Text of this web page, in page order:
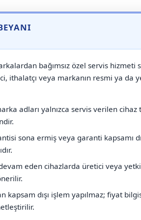
bağımsız özel servis hizmeti
ithalatçı veya markanın resmi ya da
adları yalnızca servis verilen cihaz
sona ermiş veya garanti kapsamı
eden cihazlarda üretici veya
kapsam dışı işlem yapılmaz; fiyat
⚠️ Markadan Bağımsız "Özel
Servisi
Protherm Servisi